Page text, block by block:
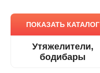
ПОКАЗАТЬ КАТАЛОГ
Утяжелители,
бодибары